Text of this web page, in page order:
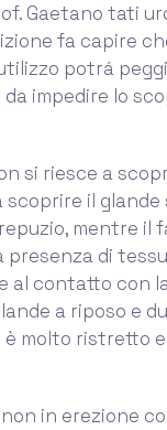
Gaetano tati
fa capire
potrá
impedire lo
si riesce a
scoprire il glande
mentre il
di
al contatto con
a riposo e
molto ristretto
in erezione